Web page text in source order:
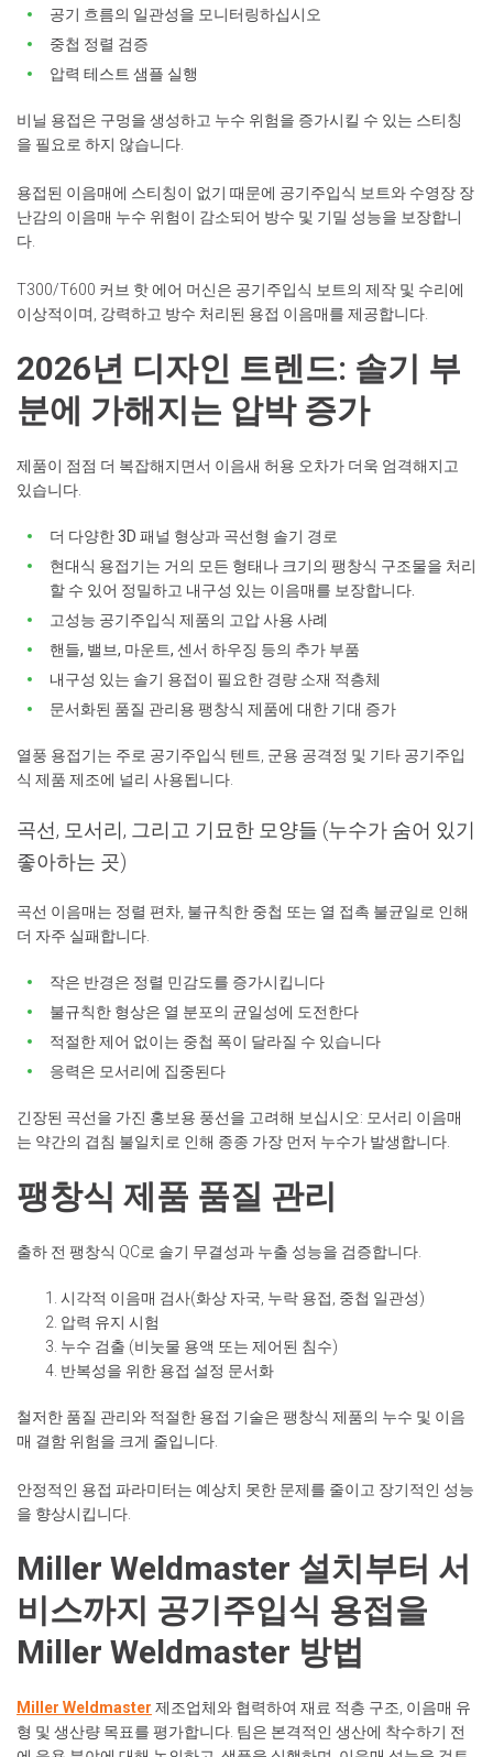
공기 흐름의 일관성을 모니터링하십시오
중첩 정렬 검증
압력 테스트 샘플 실행
비닐 용접은 구멍을 생성하고 누수 위험을 증가시킬 수 있는 스티칭
을 필요로 하지 않습니다.
용접된 이음매에 스티칭이 없기 때문에 공기주입식 보트와 수영장 장
난감의 이음매 누수 위험이 감소되어 방수 및 기밀 성능을 보장합니
다.
T300/T600 커브 핫 에어 머신은 공기주입식 보트의 제작 및 수리에
이상적이며, 강력하고 방수 처리된 용접 이음매를 제공합니다.
2026년 디자인 트렌드: 솔기 부
분에 가해지는 압박 증가
제품이 점점 더 복잡해지면서 이음새 허용 오차가 더욱 엄격해지고
있습니다.
더 다양한 3D 패널 형상과 곡선형 솔기 경로
현대식 용접기는 거의 모든 형태나 크기의 팽창식 구조물을 처리
할 수 있어 정밀하고 내구성 있는 이음매를 보장합니다.
고성능 공기주입식 제품의 고압 사용 사례
핸들, 밸브, 마운트, 센서 하우징 등의 추가 부품
내구성 있는 솔기 용접이 필요한 경량 소재 적층체
문서화된 품질 관리용 팽창식 제품에 대한 기대 증가
열풍 용접기는 주로 공기주입식 텐트, 군용 공격정 및 기타 공기주입
식 제품 제조에 널리 사용됩니다.
곡선, 모서리, 그리고 기묘한 모양들 (누수가 숨어 있기
좋아하는 곳)
곡선 이음매는 정렬 편차, 불규칙한 중첩 또는 열 접촉 불균일로 인해
더 자주 실패합니다.
작은 반경은 정렬 민감도를 증가시킵니다
불규칙한 형상은 열 분포의 균일성에 도전한다
적절한 제어 없이는 중첩 폭이 달라질 수 있습니다
응력은 모서리에 집중된다
긴장된 곡선을 가진 홍보용 풍선을 고려해 보십시오: 모서리 이음매
는 약간의 겹침 불일치로 인해 종종 가장 먼저 누수가 발생합니다.
팽창식 제품 품질 관리
출하 전 팽창식 QC로 솔기 무결성과 누출 성능을 검증합니다.
시각적 이음매 검사(화상 자국, 누락 용접, 중첩 일관성)
압력 유지 시험
누수 검출 (비눗물 용액 또는 제어된 침수)
반복성을 위한 용접 설정 문서화
철저한 품질 관리와 적절한 용접 기술은 팽창식 제품의 누수 및 이음
매 결함 위험을 크게 줄입니다.
안정적인 용접 파라미터는 예상치 못한 문제를 줄이고 장기적인 성능
을 향상시킵니다.
Miller Weldmaster 설치부터 서
비스까지 공기주입식 용접을
Miller Weldmaster 방법
Miller Weldmaster 제조업체와 협력하여 재료 적층 구조, 이음매 유
형 및 생산량 목표를 평가합니다. 팀은 본격적인 생산에 착수하기 전